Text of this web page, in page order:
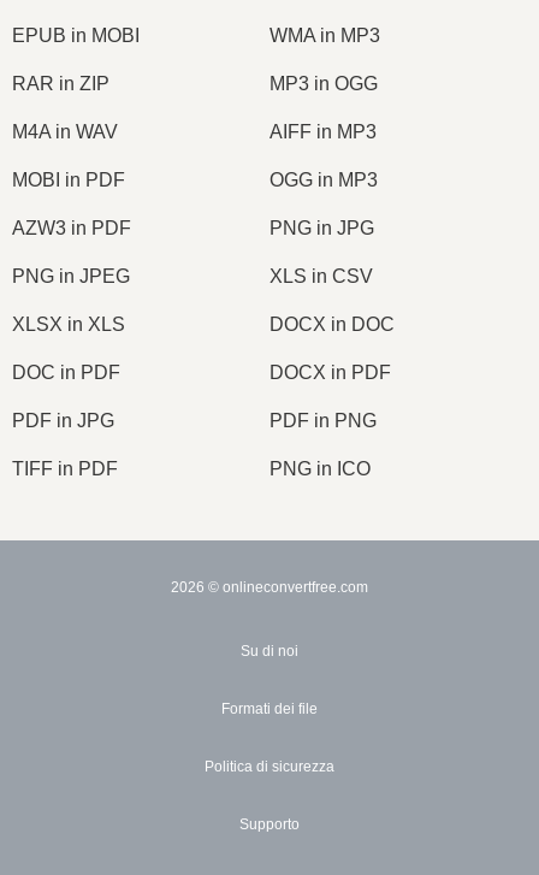
EPUB in MOBI WMA in MP3
RAR in ZIP MP3 in OGG
M4A in WAV AIFF in MP3
MOBI in PDF OGG in MP3
AZW3 in PDF PNG in JPG
PNG in JPEG XLS in CSV
XLSX in XLS DOCX in DOC
DOC in PDF DOCX in PDF
PDF in JPG PDF in PNG
TIFF in PDF PNG in ICO
2026 © onlineconvertfree.com
Su di noi
Formati dei file
Politica di sicurezza
Supporto